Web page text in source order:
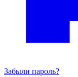
Забыли пароль?